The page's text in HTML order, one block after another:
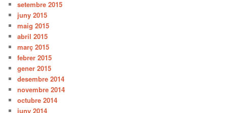
setembre 2015
juny 2015
maig 2015
abril 2015
març 2015
febrer 2015
gener 2015
desembre 2014
novembre 2014
octubre 2014
juny 2014